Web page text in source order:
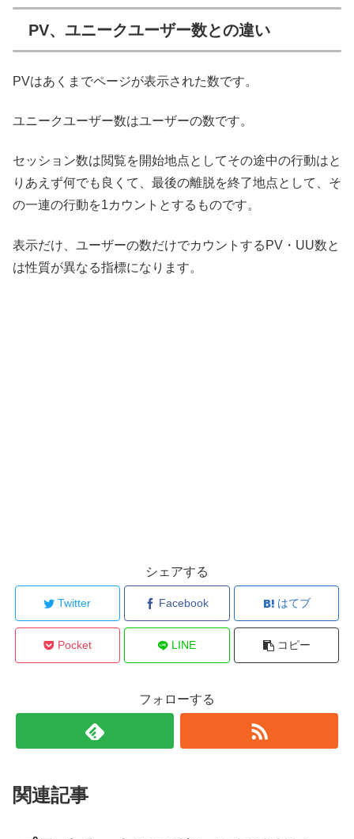
PV、ユニークユーザー数との違い
PVはあくまでページが表示された数です。
ユニークユーザー数はユーザーの数です。
セッション数は閲覧を開始地点としてその途中の行動はと
りあえず何でも良くて、最後の離脱を終了地点として、そ
の一連の行動を1カウントとするものです。
表示だけ、ユーザーの数だけでカウントするPV・UU数と
は性質が異なる指標になります。
シェアする
Twitter Facebook はてブ
Pocket LINE コピー
フォローする
関連記事